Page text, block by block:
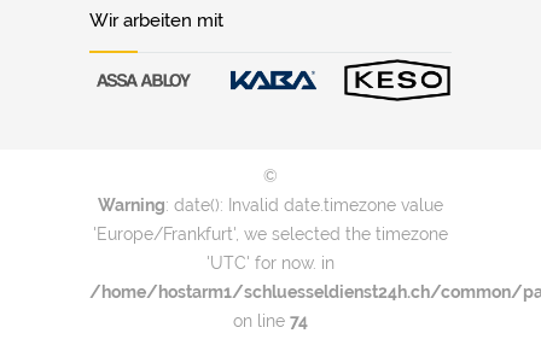
Wir arbeiten mit
©
Warning: date(): Invalid date.timezone value
'Europe/Frankfurt', we selected the timezone
'UTC' for now. in
/home/hostarm1/schluesseldienst24h.ch/common/
on line 74